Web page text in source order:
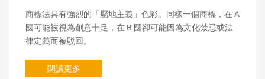
商標法具有強烈的「屬地主義」色彩。同樣一個商標，在 A
國可能被視為創意十足，在 B 國卻可能因為文化禁忌或法
律定義而被駁回。
閱讀更多